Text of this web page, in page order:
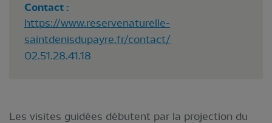
Contact :
https://www.reservenaturelle-
saintdenisdupayre.fr/contact/
02.51.28.41.18
Les visites guidées débutent par la projection du